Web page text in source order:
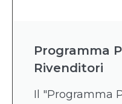
Programma
Rivenditori
Il "Programma